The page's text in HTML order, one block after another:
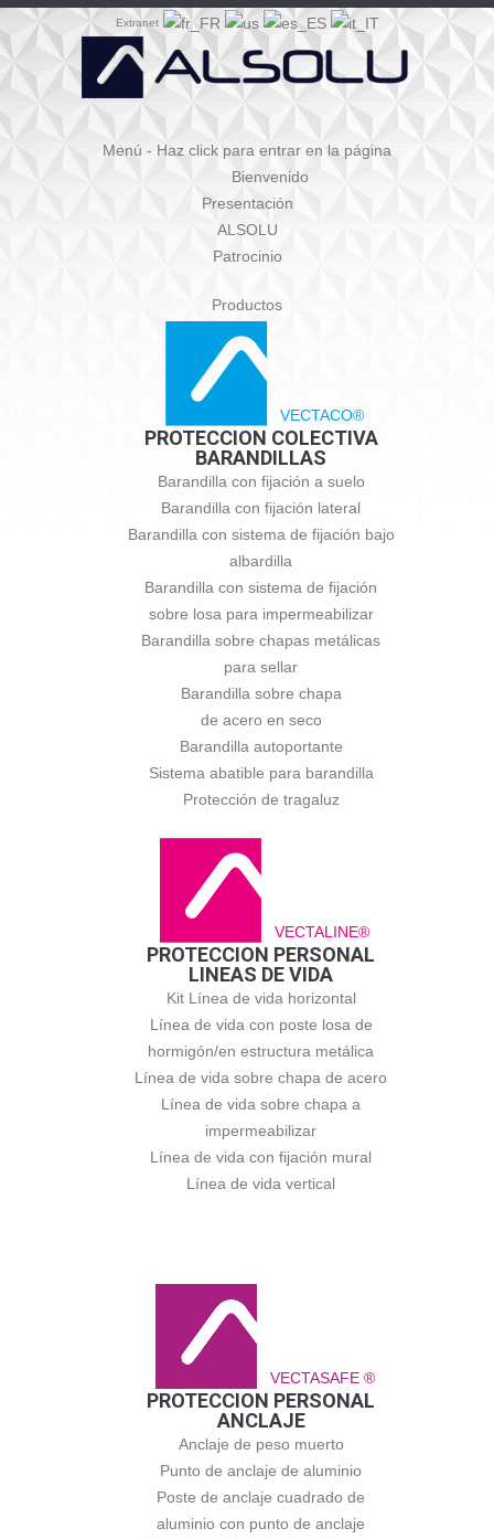
Extranet
Menú - Haz click para entrar en la página
Bienvenido
Presentación
ALSOLU
Patrocinio
Productos
VECTACO®
PROTECCION COLECTIVA
BARANDILLAS
Barandilla con fijación a suelo
Barandilla con fijación lateral
Barandilla con sistema de fijación bajo
albardilla
Barandilla con sistema de fijación
sobre losa para impermeabilizar
Barandilla sobre chapas metálicas
para sellar
Barandilla sobre chapa
de acero en seco
Barandilla autoportante
Sistema abatible para barandilla
Protección de tragaluz
VECTALINE®
PROTECCION PERSONAL
LINEAS DE VIDA
Kit Línea de vida horizontal
Línea de vida con poste losa de
hormigón/en estructura metálica
Línea de vida sobre chapa de acero
Línea de vida sobre chapa a
impermeabilizar
Línea de vida con fijación mural
Línea de vida vertical
VECTASAFE ®
PROTECCION PERSONAL
ANCLAJE
Anclaje de peso muerto
Punto de anclaje de aluminio
Poste de anclaje cuadrado de
aluminio con punto de anclaje